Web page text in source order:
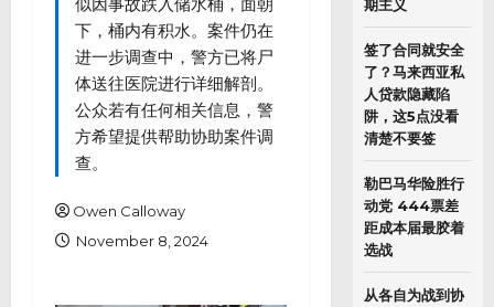
下，桶内有积水。案件仍在
进一步调查中，警方已将尸
体送往医院进行详细解剖。
公众若有任何相关信息，警
方希望提供帮助协助案件调
查。
Owen Calloway
November 8, 2024
期主义
签了合同就安全
了？马来西亚私
人贷款隐藏陷
阱，这5点没看
清楚不要签
勒巴马华险胜行
动党 444票差
距成本届最胶着
选战
从各自为战到协